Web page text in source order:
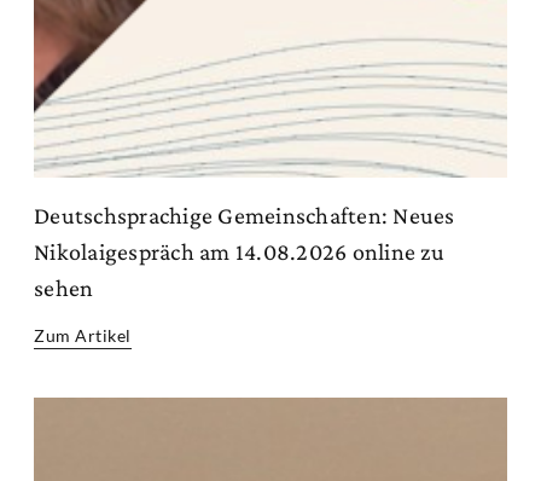
Deutschsprachige Gemeinschaften: Neues
Nikolaigespräch am 14.08.2026 online zu
sehen
Zum Artikel